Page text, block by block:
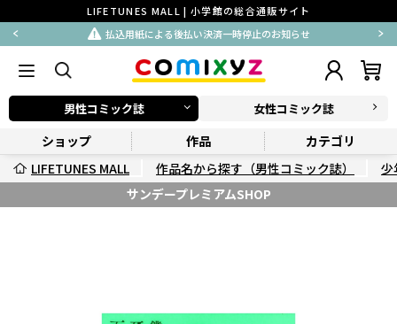
LIFETUNES MALL | 小学館の総合通販サイト
払込用紙による後払い決済一時停止のお知らせ
男性コミック誌 女性コミック誌
ショップ 作品
カテゴリ
LIFETUNES MALL
作品名から探す（男性コミック誌）
少
サンデープレミアムSHOP